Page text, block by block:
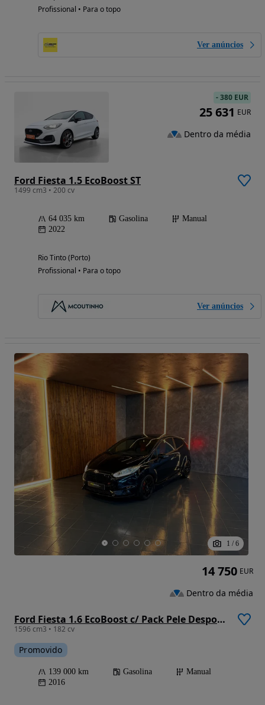
Profissional • Para o topo
Ver anúncios
Ford Fiesta 1.5 EcoBoost ST
1499 cm3 • 200 cv
64 035 km Gasolina
Manual
2022
Rio Tinto (Porto)
Profissional • Para o topo
Ver anúncios
-380 EUR
25 631 EUR
Dentro da média
1 / 6
Ford Fiesta 1.6 EcoBoost c/ Pack Pele Desportiva ST
1596 cm3 • 182 cv
Promovido
139 000 km Gasolina
Manual
2016
14 750 EUR
Dentro da média